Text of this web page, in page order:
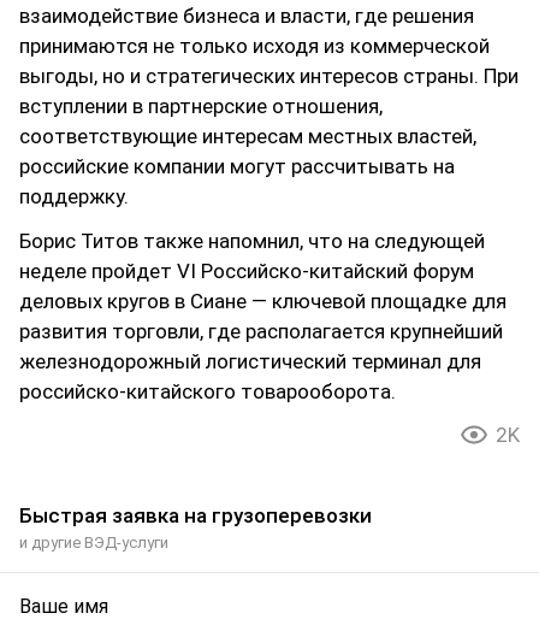
взаимодействие бизнеса и власти, где решения
принимаются не только исходя из коммерческой
выгоды, но и стратегических интересов страны. При
вступлении в партнерские отношения,
соответствующие интересам местных властей,
российские компании могут рассчитывать на
поддержку.
Борис Титов также напомнил, что на следующей
неделе пройдет VI Российско-китайский форум
деловых кругов в Сиане — ключевой площадке для
развития торговли, где располагается крупнейший
железнодорожный логистический терминал для
российско-китайского товарооборота.
2K
Быстрая заявка на грузоперевозки
и другие ВЭД-услуги
Ваше имя